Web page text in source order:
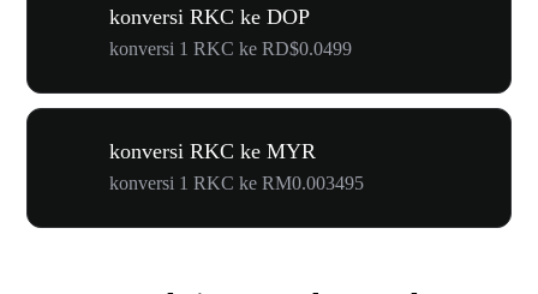
konversi RKC ke DOP
konversi 1 RKC ke RD$0.0499
konversi RKC ke MYR
konversi 1 RKC ke RM0.003495